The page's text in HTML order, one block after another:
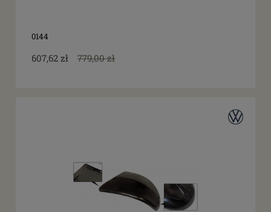
0144
607,62 zł 779,00 zł